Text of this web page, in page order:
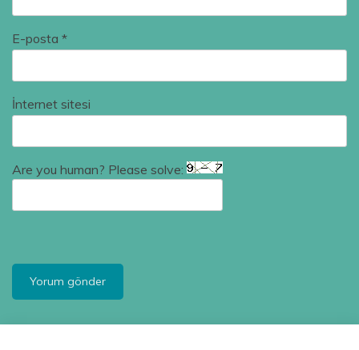
E-posta *
İnternet sitesi
Are you human? Please solve: